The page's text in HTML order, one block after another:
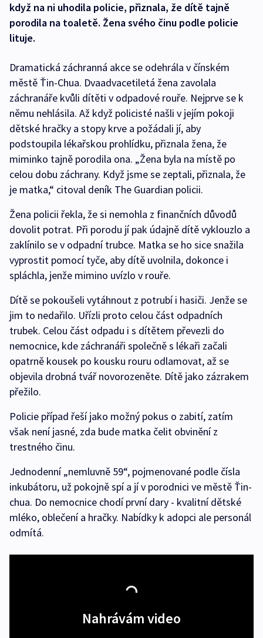
když na ni uhodila policie, přiznala, že dítě tajně
porodila na toaletě. Žena svého činu podle policie
lituje.
Dramatická záchranná akce se odehrála v čínském
městě Ťin-Chua. Dvaadvacetiletá žena zavolala
záchranáře kvůli dítěti v odpadové rouře. Nejprve se k
němu nehlásila. Až když policisté našli v jejím pokoji
dětské hračky a stopy krve a požádali jí, aby
podstoupila lékařskou prohlídku, přiznala žena, že
miminko tajně porodila ona. „Žena byla na místě po
celou dobu záchrany. Když jsme se zeptali, přiznala, že
je matka,“ citoval deník The Guardian policii.
Žena policii řekla, že si nemohla z finančních důvodů
dovolit potrat. Při porodu jí pak údajně dítě vyklouzlo a
zaklínilo se v odpadní trubce. Matka se ho sice snažila
vyprostit pomocí tyče, aby dítě uvolnila, dokonce i
spláchla, jenže mimino uvízlo v rouře.
Dítě se pokoušeli vytáhnout z potrubí i hasiči. Jenže se
jim to nedařilo. Uřízli proto celou část odpadních
trubek. Celou část odpadu i s dítětem převezli do
nemocnice, kde záchranáři společně s lékaři začali
opatrně kousek po kousku rouru odlamovat, až se
objevila drobná tvář novorozeněte. Dítě jako zázrakem
přežilo.
Policie případ řeší jako možný pokus o zabití, zatím
však není jasné, zda bude matka čelit obvinění z
trestného činu.
Jednodenní „nemluvně 59“, pojmenované podle čísla
inkubátoru, už pokojně spí a jí v porodnici ve městě Ťin-
chua. Do nemocnice chodí první dary - kvalitní dětské
mléko, oblečení a hračky. Nabídky k adopci ale personál
odmítá.
Nahrávám video